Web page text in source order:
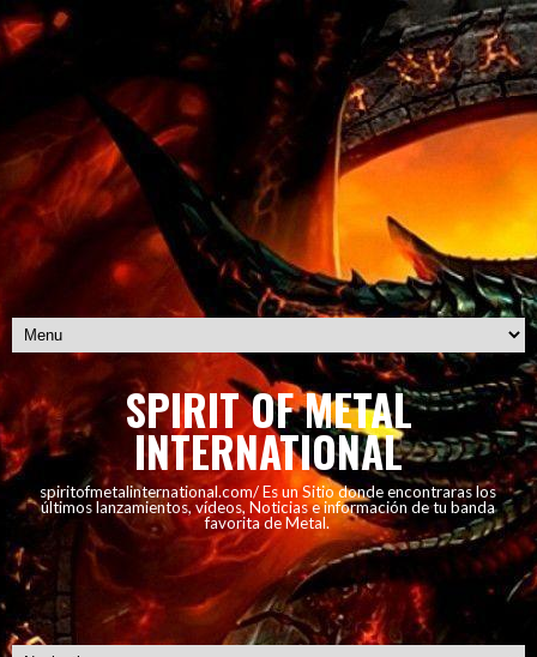
SPIRIT OF METAL
INTERNATIONAL
spiritofmetalinternational.com/ Es un Sitio donde encontraras los
últimos lanzamientos, vídeos, Noticias e información de tu banda
favorita de Metal.